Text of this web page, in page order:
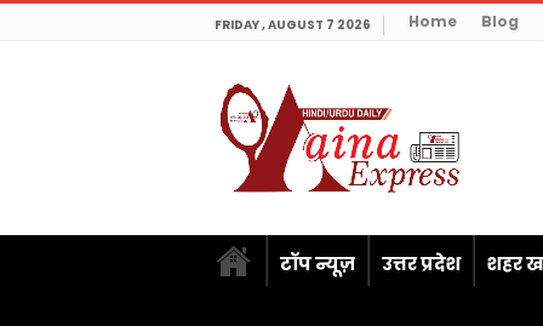
FRIDAY , AUGUST 7 2026 Home Blog
टॉप न्यूज़ उत्तर प्रदेश शहर